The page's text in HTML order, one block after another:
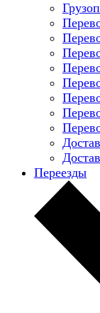
Переезды